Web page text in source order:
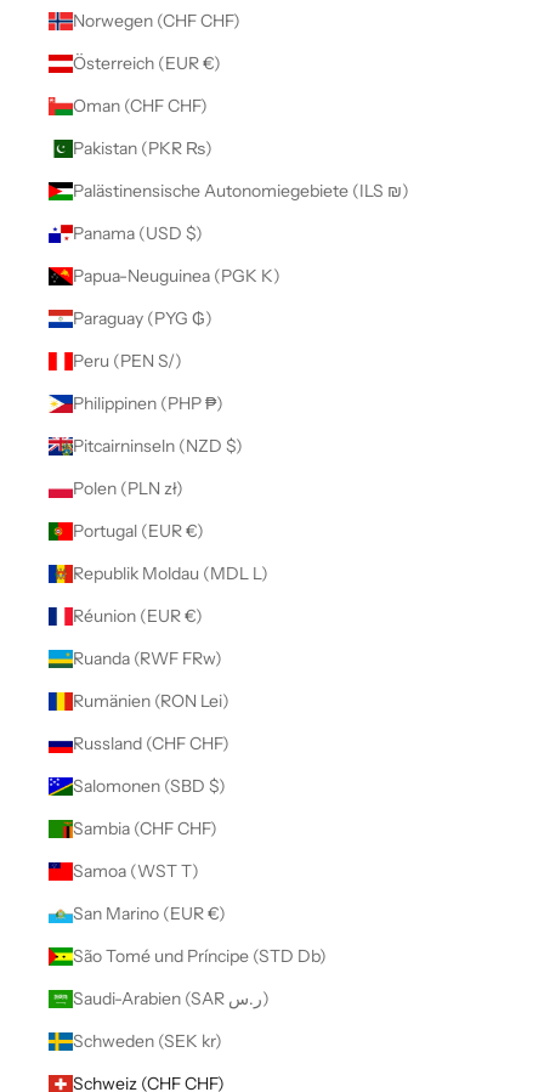
Norwegen (CHF CHF)
Österreich (EUR €)
Oman (CHF CHF)
Pakistan (PKR ₨)
Palästinensische Autonomiegebiete (ILS ₪)
Panama (USD $)
Papua-Neuguinea (PGK K)
Paraguay (PYG ₲)
Peru (PEN S/)
Philippinen (PHP ₱)
Pitcairninseln (NZD $)
Polen (PLN zł)
Portugal (EUR €)
Republik Moldau (MDL L)
Réunion (EUR €)
Ruanda (RWF FRw)
Rumänien (RON Lei)
Russland (CHF CHF)
Salomonen (SBD $)
Sambia (CHF CHF)
Samoa (WST T)
San Marino (EUR €)
São Tomé und Príncipe (STD Db)
Saudi-Arabien (SAR ر.س)
Schweden (SEK kr)
Schweiz (CHF CHF)